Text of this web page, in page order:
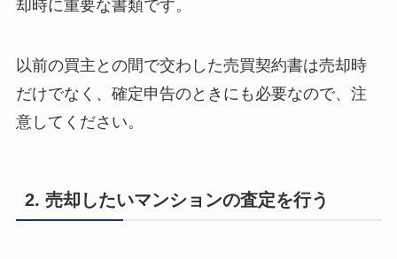
却時に重要な書類です。
以前の買主との間で交わした売買契約書は売却時
だけでなく、確定申告のときにも必要なので、注
意してください。
2. 売却したいマンションの査定を行う